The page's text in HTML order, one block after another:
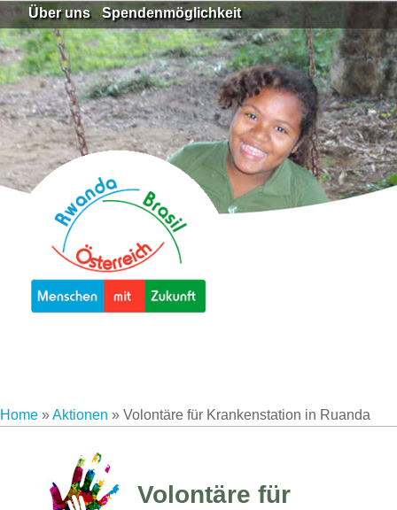
Über uns Spendenmöglichkeit
Home »Aktionen » Volontäre für Krankenstation in Ruanda
Volontäre für